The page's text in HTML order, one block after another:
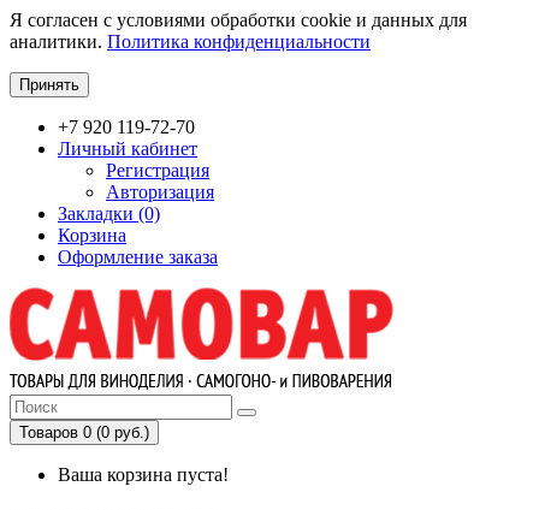
Я согласен с условиями обработки cookie и данных для
аналитики. Политика конфиденциальности
Принять
+7 920 119-72-70
Личный кабинет
Регистрация
Авторизация
Закладки (0)
Корзина
Оформление заказа
Товаров 0 (0 руб.)
Ваша корзина пуста!